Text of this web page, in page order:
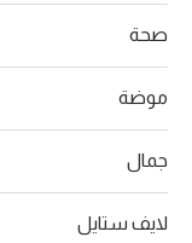
صحة
موضة
جمال
لايف ستايل